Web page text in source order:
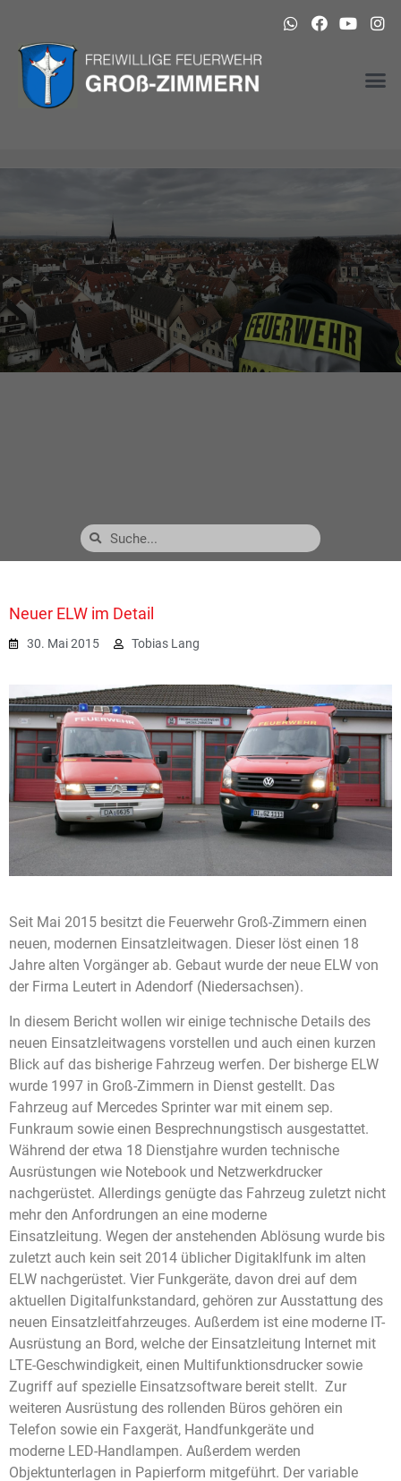
Neuer ELW im Detail
30. Mai 2015 Tobias Lang
Seit Mai 2015 besitzt die Feuerwehr Groß-Zimmern einen
neuen, modernen Einsatzleitwagen. Dieser löst einen 18
Jahre alten Vorgänger ab. Gebaut wurde der neue ELW von
der Firma Leutert in Adendorf (Niedersachsen).
In diesem Bericht wollen wir einige technische Details des
neuen Einsatzleitwagens vorstellen und auch einen kurzen
Blick auf das bisherige Fahrzeug werfen. Der bisherge ELW
wurde 1997 in Groß-Zimmern in Dienst gestellt. Das
Fahrzeug auf Mercedes Sprinter war mit einem sep.
Funkraum sowie einen Besprechnungstisch ausgestattet.
Während der etwa 18 Dienstjahre wurden technische
Ausrüstungen wie Notebook und Netzwerkdrucker
nachgerüstet. Allerdings genügte das Fahrzeug zuletzt nicht
mehr den Anfordrungen an eine moderne
Einsatzleitung. Wegen der anstehenden Ablösung wurde bis
zuletzt auch kein seit 2014 üblicher Digitaklfunk im alten
ELW nachgerüstet. Vier Funkgeräte, davon drei auf dem
aktuellen Digitalfunkstandard, gehören zur Ausstattung des
neuen Einsatzleitfahrzeuges. Außerdem ist eine moderne IT-
Ausrüstung an Bord, welche der Einsatzleitung Internet mit
LTE-Geschwindigkeit, einen Multifunktionsdrucker sowie
Zugriff auf spezielle Einsatzsoftware bereit stellt. Zur
weiteren Ausrüstung des rollenden Büros gehören ein
Telefon sowie ein Faxgerät, Handfunkgeräte und
moderne LED-Handlampen. Außerdem werden
Objektunterlagen in Papierform mitgeführt. Der variable